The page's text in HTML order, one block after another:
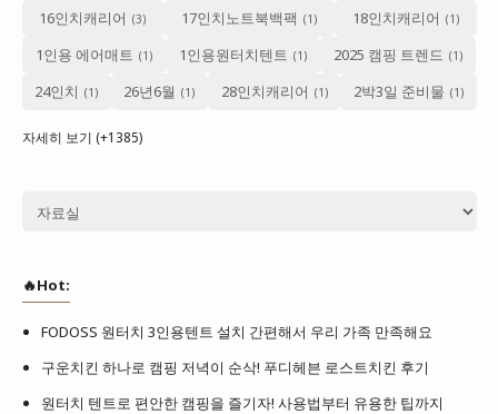
16인치캐리어 17인치노트북백팩
18인치캐리어
1인용 에어매트
1인용원터치텐트
2025 캠핑 트렌드
24인치
26년6월 28인치캐리어 2박3일 준비물
자세히 보기 (+1385)
🔥Hot:
FODOSS 원터치 3인용텐트 설치 간편해서 우리 가족 만족해요
구운치킨 하나로 캠핑 저녁이 순삭! 푸디헤븐 로스트치킨 후기
원터치 텐트로 편안한 캠핑을 즐기자! 사용법부터 유용한 팁까지